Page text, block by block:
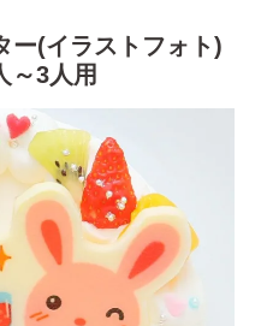
ー(イラストフォト)
～3人用